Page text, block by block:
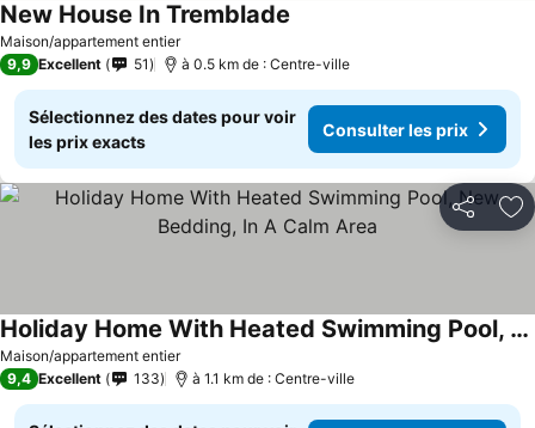
Maison/appartement entier
New House In Tremblade
9,9 Excellent 51 à 0.5 km de : Centre-ville
Sélectionnez des dates pour voir
les prix exacts
Consulter les prix
Partager
Maison/appartement entier
Holiday Home With Heated Swimming Pool, New Bedding, In A Calm Area
9,4 Excellent 133 à 1.1 km de : Centre-ville